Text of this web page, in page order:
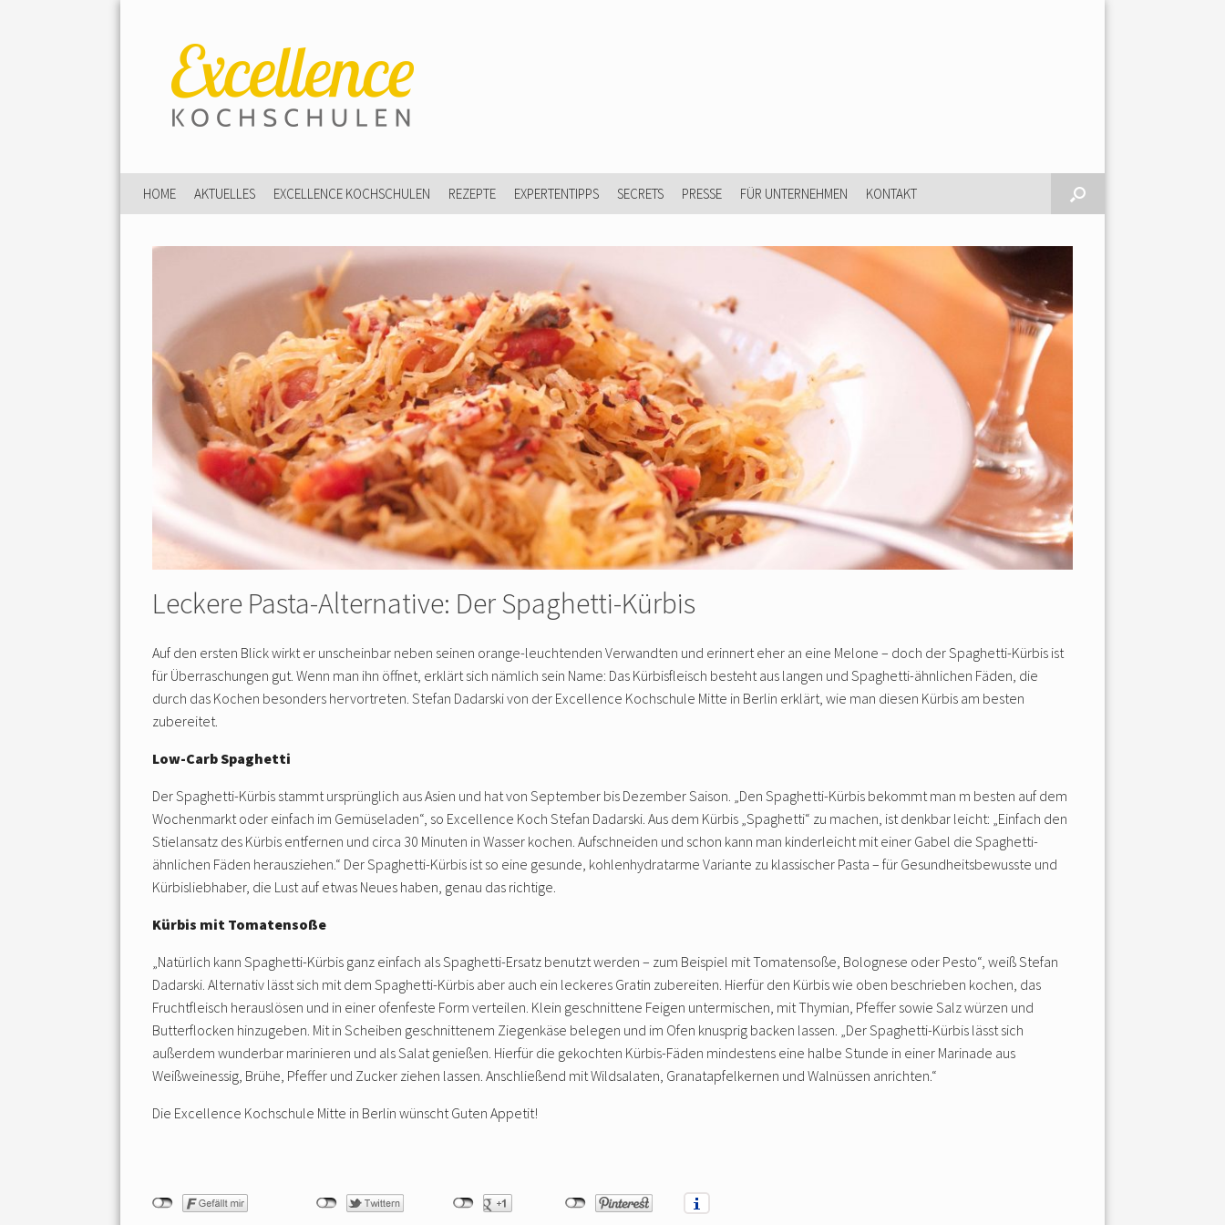
HOME AKTUELLES EXCELLENCE KOCHSCHULEN REZEPTE EXPERTENTIPPS SECRETS PRESSE FÜR UNTERNEHMEN KONTAKT
Leckere Pasta-Alternative: Der Spaghetti-Kürbis
Auf den ersten Blick wirkt er unscheinbar neben seinen orange-leuchtenden Verwandten und erinnert eher an eine Melone – doch der Spaghetti-Kürbis ist
für Überraschungen gut. Wenn man ihn öffnet, erklärt sich nämlich sein Name: Das Kürbisfleisch besteht aus langen und Spaghetti-ähnlichen Fäden, die
durch das Kochen besonders hervortreten. Stefan Dadarski von der Excellence Kochschule Mitte in Berlin erklärt, wie man diesen Kürbis am besten
zubereitet.
Low-Carb Spaghetti
Der Spaghetti-Kürbis stammt ursprünglich aus Asien und hat von September bis Dezember Saison. „Den Spaghetti-Kürbis bekommt man m besten auf dem
Wochenmarkt oder einfach im Gemüseladen“, so Excellence Koch Stefan Dadarski. Aus dem Kürbis „Spaghetti“ zu machen, ist denkbar leicht: „Einfach den
Stielansatz des Kürbis entfernen und circa 30 Minuten in Wasser kochen. Aufschneiden und schon kann man kinderleicht mit einer Gabel die Spaghetti-
ähnlichen Fäden herausziehen.“ Der Spaghetti-Kürbis ist so eine gesunde, kohlenhydratarme Variante zu klassischer Pasta – für Gesundheitsbewusste und
Kürbisliebhaber, die Lust auf etwas Neues haben, genau das richtige.
Kürbis mit Tomatensoße
„Natürlich kann Spaghetti-Kürbis ganz einfach als Spaghetti-Ersatz benutzt werden – zum Beispiel mit Tomatensoße, Bolognese oder Pesto“, weiß Stefan
Dadarski. Alternativ lässt sich mit dem Spaghetti-Kürbis aber auch ein leckeres Gratin zubereiten. Hierfür den Kürbis wie oben beschrieben kochen, das
Fruchtfleisch herauslösen und in einer ofenfeste Form verteilen. Klein geschnittene Feigen untermischen, mit Thymian, Pfeffer sowie Salz würzen und
Butterflocken hinzugeben. Mit in Scheiben geschnittenem Ziegenkäse belegen und im Ofen knusprig backen lassen. „Der Spaghetti-Kürbis lässt sich
außerdem wunderbar marinieren und als Salat genießen. Hierfür die gekochten Kürbis-Fäden mindestens eine halbe Stunde in einer Marinade aus
Weißweinessig, Brühe, Pfeffer und Zucker ziehen lassen. Anschließend mit Wildsalaten, Granatapfelkernen und Walnüssen anrichten.“
Die Excellence Kochschule Mitte in Berlin wünscht Guten Appetit!